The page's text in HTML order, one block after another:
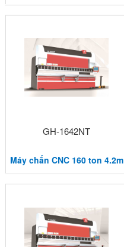
GH-1642NT
Máy chấn CNC 160 ton 4.2m